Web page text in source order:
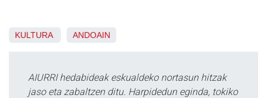
KULTURA ANDOAIN
AIURRI hedabideak eskualdeko nortasun hitzak
jaso eta zabaltzen ditu. Harpidedun eginda, tokiko